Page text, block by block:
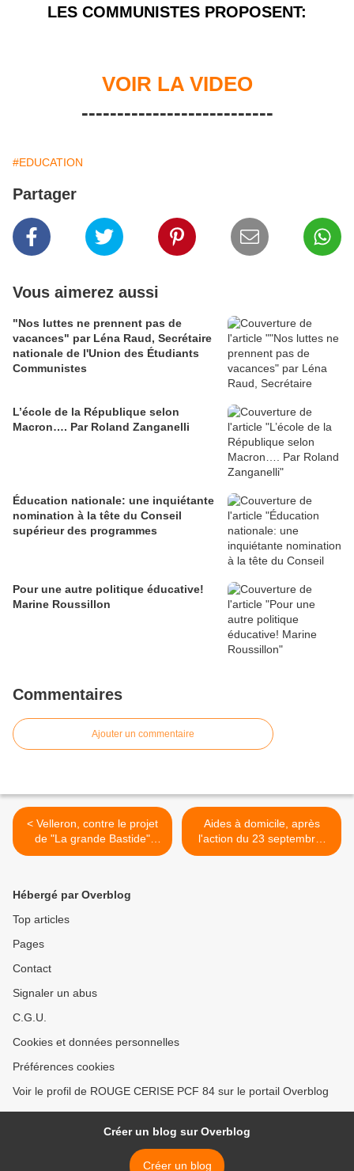
LES COMMUNISTES PROPOSENT:
VOIR LA VIDEO
---------------------------
#EDUCATION
Partager
Vous aimerez aussi
"Nos luttes ne prennent pas de
vacances" par Léna Raud, Secrétaire
nationale de l'Union des Étudiants
Communistes
L’école de la République selon
Macron…. Par Roland Zanganelli
Éducation nationale: une inquiétante
nomination à la tête du Conseil
supérieur des programmes
Pour une autre politique éducative!
Marine Roussillon
Commentaires
Ajouter un commentaire
< Velleron, contre le projet
de "La grande Bastide"
mobilisation samedi 25
Aides à domicile, après
l'action du 23 septembre,
rester mobilisés pour des
Hébergé par Overblog
Top articles
Pages
Contact
Signaler un abus
C.G.U.
Cookies et données personnelles
Préférences cookies
Voir le profil de ROUGE CERISE PCF 84 sur le portail Overblog
Créer un blog sur Overblog
Créer un blog